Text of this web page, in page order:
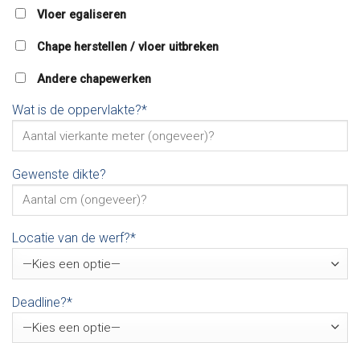
Vloer egaliseren
Chape herstellen / vloer uitbreken
Andere chapewerken
Wat is de oppervlakte?*
Gewenste dikte?
Locatie van de werf?*
Deadline?*